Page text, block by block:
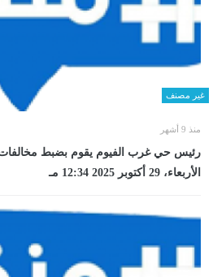
غير مصنف
منذ 9 أشهر
رئيس حي غرب الفيوم يقوم بضبط مخالفات
الأربعاء، 29 أكتوبر 2025 12:34 مـ